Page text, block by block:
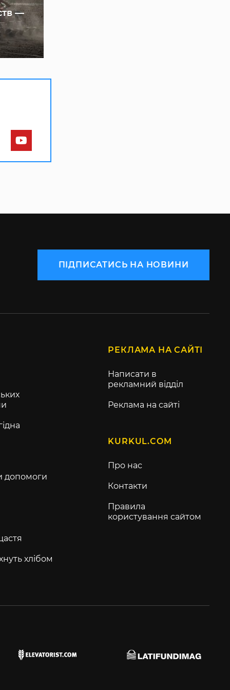
—
ПІДПИСАТИСЬ НА НОВИНИ
допомоги
хлібом
РЕКЛАМА НА САЙТІ
Написати в
рекламний відділ
Реклама на сайті
KURKUL.COM
Про нас
Контакти
Правила
користування сайтом